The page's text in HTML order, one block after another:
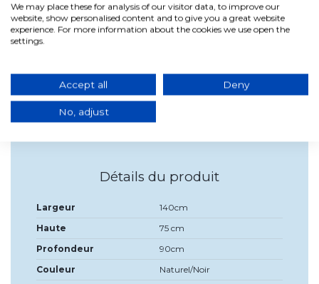
supplémentaire est que la table est livrée démontée, ce qui la
rend facile à transporter et à assembler à l'endroit souhaité,
surtout si vous devez l'ajuster dans des espaces restreints
pendant le processus d'assemblage. Il s'agit d'une table à
recherchent une combinaison de style et de durabilité dans
leur salle à manger. Sa conception polyvalente et son
excellent savoir-faire en font un ajout remarquable à
n’importe quelle maison.
Détails du produit
Largeur
140cm
Haute
75 cm
Profondeur
90cm
Couleur
Naturel/Noir
We may place these for analysis of our visitor data, to improve our
website, show personalised content and to give you a great website
experience. For more information about the cookies we use open the
settings.
Accept all Deny
No, adjust